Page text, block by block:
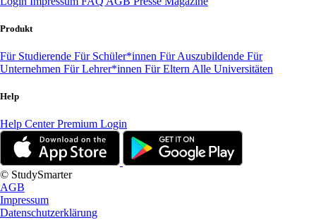
Produkt
Für Studierende Für Schüler*innen Für Auszubildende Für
Unternehmen Für Lehrer*innen Für Eltern Alle Universitäten
Help
Help CenterPremium Login
© StudySmarter
AGB
Impressum
Datenschutzerklärung